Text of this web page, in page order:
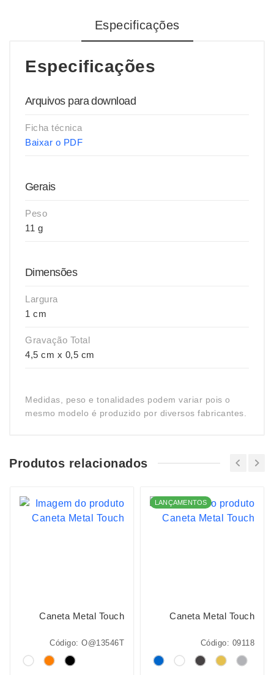
Especificações
Especificações
Arquivos para download
Ficha técnica
Baixar o PDF
Gerais
Peso
11 g
Dimensões
Largura
1 cm
Gravação Total
4,5 cm x 0,5 cm
Medidas, peso e tonalidades podem variar pois o
mesmo modelo é produzido por diversos fabricantes.
Produtos relacionados
Caneta Metal Touch
Código: O@13546T
LANÇAMENTOS
Caneta Metal Touch
Código: 09118